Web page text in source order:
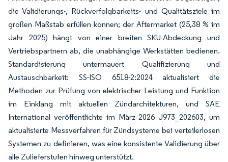
die Validierungs-, Rückverfolgbarkeits- und Qualitätsziele im
großen Maßstab erfüllen können; der Aftermarket (25,38 % im
Jahr 2025) hängt von einer breiten SKU-Abdeckung und
Vertriebspartnern ab, die unabhängige Werkstätten bedienen.
Standardisierung untermauert Qualifizierung und
Austauschbarkeit: SS-ISO 6518-2:2024 aktualisiert die
Methoden zur Prüfung von elektrischer Leistung und Funktion
im Einklang mit aktuellen Zündarchitekturen, und SAE
International veröffentlichte im März 2026 J973_202603, um
aktualisierte Messverfahren für Zündsysteme bei verteilerlosen
Systemen zu definieren, was eine konsistente Validierung über
alle Zulieferstufen hinweg unterstützt.